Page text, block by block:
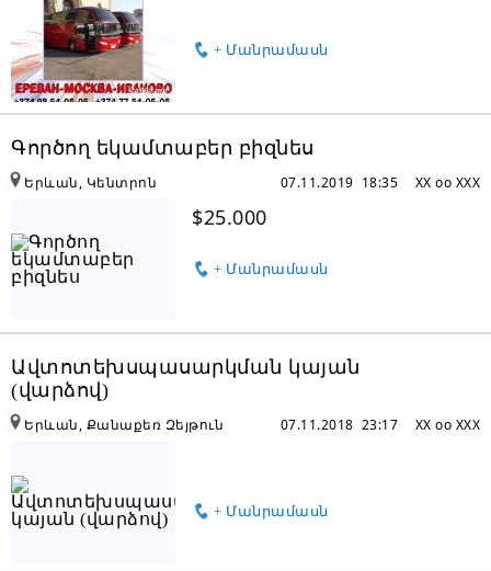
+ Մանրամասն
Գործող եկամտաբեր բիզնես
$25.000
+ Մանրամասն
XX oo XXX
07.11.2019 18:35
Երևան, Կենտրոն
Ավտոտեխսպասարկման կայան
(վարձով)
+ Մանրամասն
XX oo XXX
07.11.2018 23:17
Երևան, Քանաքեռ Զեյթուն